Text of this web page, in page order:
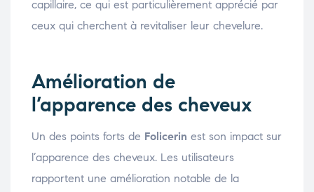
capillaire, ce qui est particulièrement apprécié par
ceux qui cherchent à revitaliser leur chevelure.
Amélioration de
l’apparence des cheveux
Un des points forts de Folicerin est son impact sur
l’apparence des cheveux. Les utilisateurs
rapportent une amélioration notable de la